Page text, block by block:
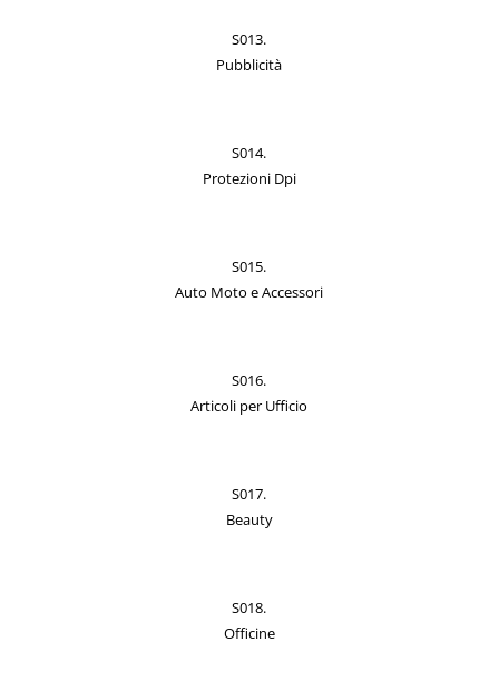
S013.
Pubblicità
S014.
Protezioni Dpi
S015.
Auto Moto e Accessori
S016.
Articoli per Ufficio
S017.
Beauty
S018.
Officine